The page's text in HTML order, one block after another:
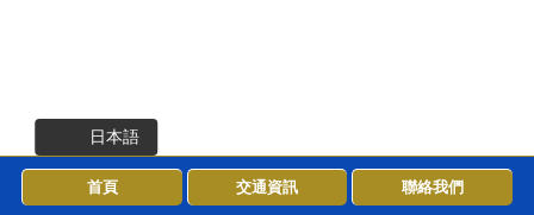
日本語
首頁 交通資訊 聯絡我們